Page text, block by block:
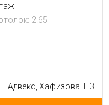
2.65
Адвекс, Хафизова Т.З.